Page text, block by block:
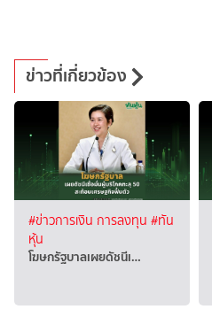
ข่าวที่เกี่ยวข้อง
#ข่าวการเงิน การลงทุน #ทัน
หุ้น
โฆษกรัฐบาลเผยดัชนีเ…